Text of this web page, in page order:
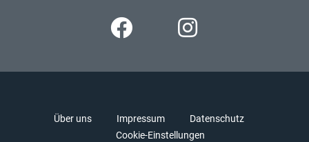
Über uns Impressum
Datenschutz
Cookie-Einstellungen